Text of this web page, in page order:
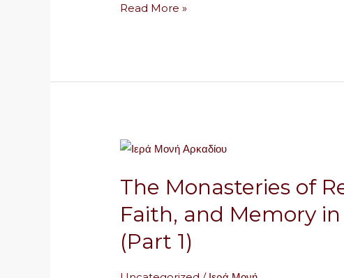
Read More »
The Monasteries of
Faith, and Memory
(Part 1)
The
of
Rethymno:
History,
Faith,